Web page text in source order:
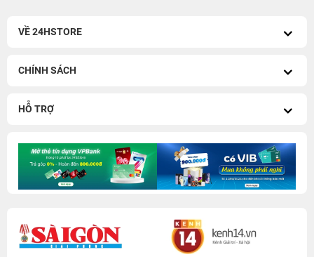
VỀ 24HSTORE
CHÍNH SÁCH
HỖ TRỢ